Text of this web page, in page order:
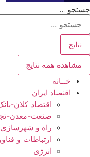
جستجو ...
نتایج
مشاهده همه نتایج
خــانه
اقتصاد ایران
اقتصاد کلان-
صنعت-معدن-
راه و شهرسازی
ارتباطات و
انرژی